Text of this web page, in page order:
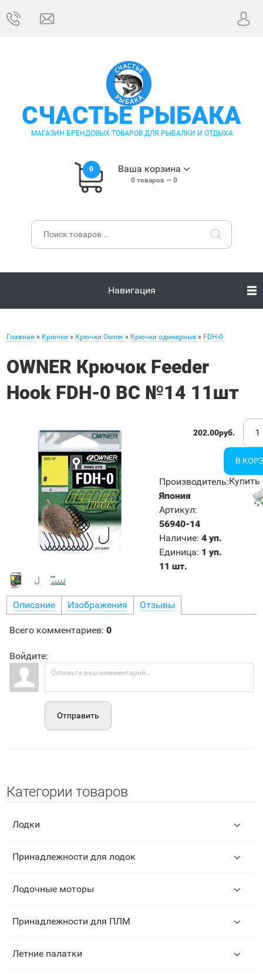
СЧАСТЬЕ РЫБАКА
МАГАЗИН БРЕНДОВЫХ ТОВАРОВ ДЛЯ РЫБАЛКИ И ОТДЫХА
0 Ваша корзина
0товаров — 0
Навигация
Главная » Крючки » Крючки Owner » Крючки одинарные » FDH-0
OWNER Крючок Feeder
Hook FDH-0 BC №14 11шт
202.00руб.
Производитель:
Япония
Артикул:
56940-14
Наличие: 4 уп.
Единица: 1 уп.
11 шт.
Купить
Описание Изображения Отзывы
Всего комментариев: 0
Войдите:
Отправить
Категории товаров
Лодки
Принадлежности для лодок
Лодочные моторы
Принадлежности для ПЛМ
Летние палатки